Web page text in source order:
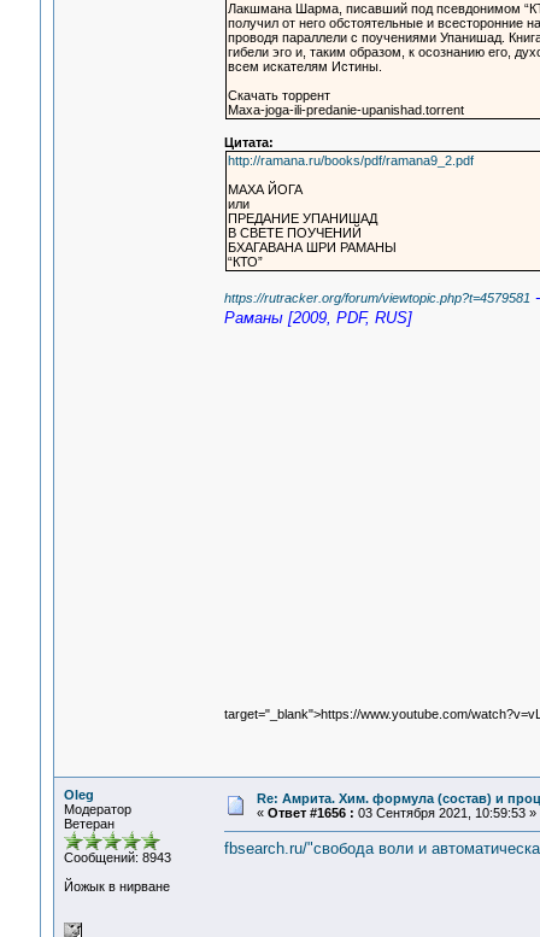
Лакшмана Шарма, писавший под псевдонимом
получил от него обстоятельные и всесторонние
проводя параллели с поучениями Упанишад.
гибели эго и, таким образом, к осознанию его,
всем искателям Истины.
Скачать торрент
Maxa-joga-ili-predanie-upanishad.torrent
Цитата:
http://ramana.ru/books/pdf/ramana9_2.pdf
МАХА ЙОГА
или
ПРЕДАНИЕ УПАНИШАД
В СВЕТЕ ПОУЧЕНИЙ
БХАГАВАНА ШРИ РАМАНЫ
“КТО”
https://rutracker.org/forum/viewtopic.php?t=4579581
Раманы [2009, PDF, RUS]
target="_blank">https://www.youtube.com/
Oleg
Модератор
Ветеран
Сообщений: 8943
Йожык в нирване
Re: Амрита. Хим. формула (состав) и
« Ответ #1656 : 03 Сентября 2021, 10:59:53 »
fbsearch.ru/"свобода воли и